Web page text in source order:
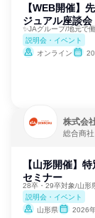
【WEB開催】
ジュアル座談会
✨JAグループ/地元で
説明会・イベント
オンライン
株式会
総合商
【山形開催】
セミナー
28卒・29卒対象/山形
説明会・イベント
山形県
2026